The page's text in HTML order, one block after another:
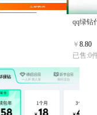
qq绿钻
￥ 8.80
已售:0